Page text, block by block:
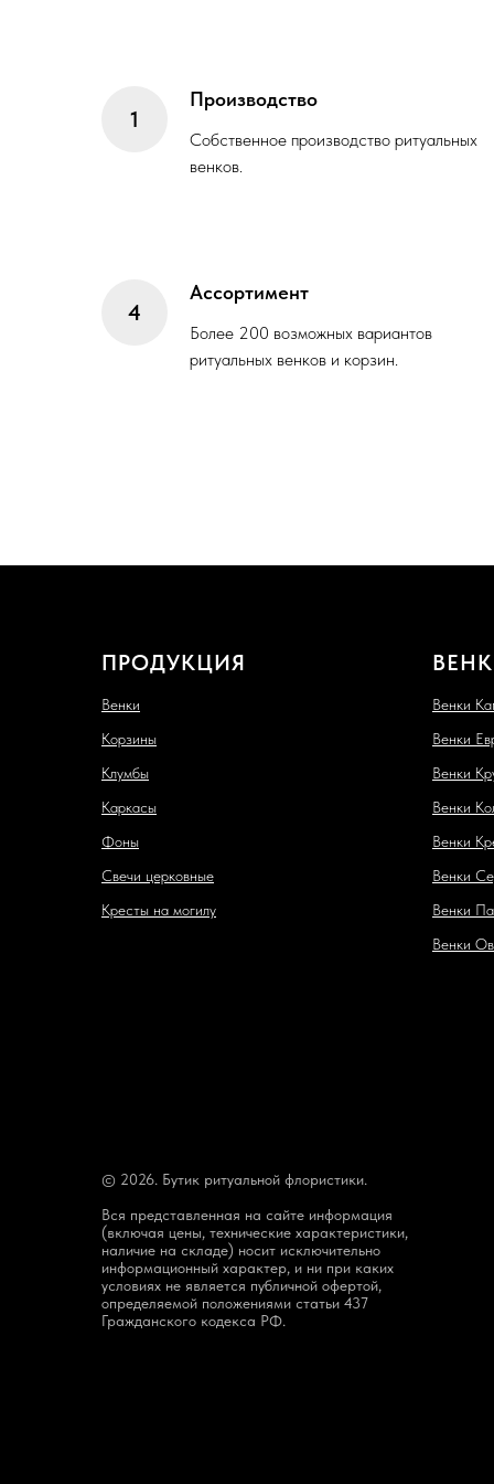
Производство
Собственное производство ритуальных
венков.
Ассортимент
Более 200 возможных вариантов
ритуальных венков и корзин.
ПРОДУКЦИЯ
Венки
Корзины
Клумбы
Каркасы
Фоны
Свечи церковные
Кресты на могилу
Венки
Венки
Венки
Венки
Венки
Венки
Венки
Венки
© 2026. Бутик ритуальной флористики.
Вся представленная на сайте информация
(включая цены, технические характеристики,
наличие на складе) носит исключительно
информационный характер, и ни при каких
условиях не является публичной офертой,
определяемой положениями статьи 437
Гражданского кодекса РФ.